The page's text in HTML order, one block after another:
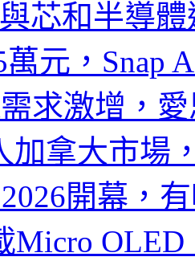
芯和半導
萬元，Snap
求激增，
加拿大市場
2026開幕，
Micro